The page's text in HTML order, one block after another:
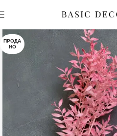
ПРОДА
НО